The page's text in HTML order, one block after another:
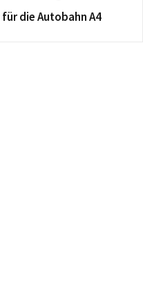
die Autobahn A4